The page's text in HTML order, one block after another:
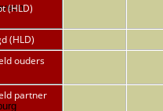
(HLD)
(HLD)
ouders
partner